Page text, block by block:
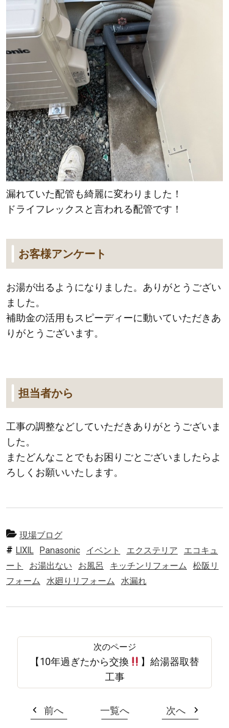
漏れていた配管も綺麗に変わりました！
ドライフレックスと言われる配管です！
お客様アンケート
お湯が出るようになりました。ありがとうござい
ました。
補助金の活用もスピーディーに動いていただきあ
りがとうございます。
担当者から
工事の調整などしていただきありがとうございま
した。
またどんなことでもお困りごとございましたらよ
ろしくお願いいたします。
現場ブログ
LIXIL
Panasonic イベント エクステリア
エコキュ
ート
お湯出ない お風呂 キッチンリフォーム
松阪リ
フォーム
水廻りリフォーム 水漏れ
【10年過ぎたから交換
】給湯器取替
工事
前へ 一覧へ 次へ